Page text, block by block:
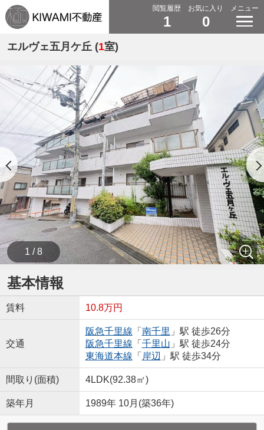
閲覧履歴
1
お気に入り
0
メニュー
エルヴェ五月ケ丘 (1室)
1 / 8
基本情報
賃料 10.8万円
交通
阪急千里線 「 南千里 」駅 徒歩26分
阪急千里線 「 千里山 」駅 徒歩24分
東海道本線 「 岸辺 」駅 徒歩34分
間取り(面積) 4LDK(92.38㎡)
築年月 1989年 10月(築36年)